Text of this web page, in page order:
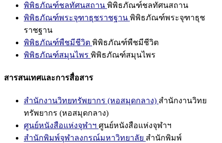
พิพิธภัณฑ์ชลทัศนสถาน พิพิธภัณฑ์ชลทัศนสถาน
พิพิธภัณฑ์พระจุฑาธุชราชฐาน พิพิธภัณฑ์พระจุฑาธุช
ราชฐาน
พิพิธภัณฑ์พืชมีชีวิต พิพิธภัณฑ์พืชมีชีวิต
พิพิธภัณฑ์สมุนไพร พิพิธภัณฑ์สมุนไพร
สารสนเทศและการสื่อสาร
สำนักงานวิทยทรัพยากร (หอสมุดกลาง) สำนักงานวิทย
ทรัพยากร (หอสมุดกลาง)
ศูนย์หนังสือแห่งจุฬาฯ ศูนย์หนังสือแห่งจุฬาฯ
สำนักพิมพ์จุฬาลงกรณ์มหาวิทยาลัย สำนักพิมพ์